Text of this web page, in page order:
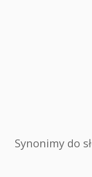
Synonimy do